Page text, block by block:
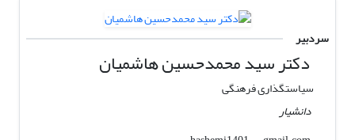
سردبیر
دکتر سید محمدحسین هاشمیان
سیاستگذاری فرهنگی
دانشیار